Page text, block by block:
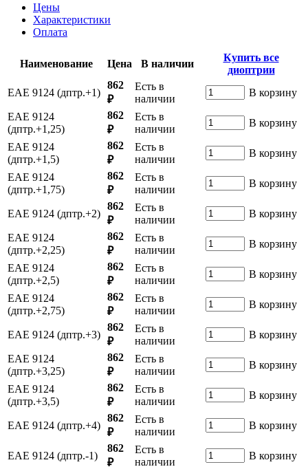
Цены
Характеристики
Оплата
Наименование Цена В наличии
Купить все
диоптрии
ЕАЕ 9124 (дптр.+1)
862
₽
Есть в
наличии
В корзину
ЕАЕ 9124
(дптр.+1,25)
862
₽
Есть в
наличии
В корзину
ЕАЕ 9124
(дптр.+1,5)
862
₽
Есть в
наличии
В корзину
ЕАЕ 9124
(дптр.+1,75)
862
₽
Есть в
наличии
В корзину
ЕАЕ 9124 (дптр.+2)
862
₽
Есть в
наличии
В корзину
ЕАЕ 9124
(дптр.+2,25)
862
₽
Есть в
наличии
В корзину
ЕАЕ 9124
(дптр.+2,5)
862
₽
Есть в
наличии
В корзину
ЕАЕ 9124
(дптр.+2,75)
862
₽
Есть в
наличии
В корзину
ЕАЕ 9124 (дптр.+3)
862
₽
Есть в
наличии
В корзину
ЕАЕ 9124
(дптр.+3,25)
862
₽
Есть в
наличии
В корзину
ЕАЕ 9124
(дптр.+3,5)
862
₽
Есть в
наличии
В корзину
ЕАЕ 9124 (дптр.+4)
862
₽
Есть в
наличии
В корзину
ЕАЕ 9124 (дптр.-1)
862
₽
Есть в
наличии
В корзину